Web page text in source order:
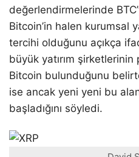
değerlendirmelerinde
Bitcoin’in halen kurumsal
tercihi olduğunu açıkça
büyük yatırım
Bitcoin bulunduğunu
ise ancak yeni yeni bu
başladığını söyledi.